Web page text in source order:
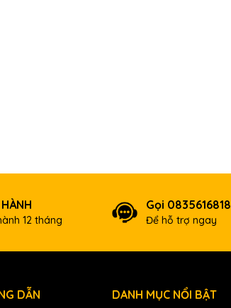
12 tháng
Gọi 0835616818
Để hỗ trợ ngay
DẪN DANH MỤC NỔI BẬT